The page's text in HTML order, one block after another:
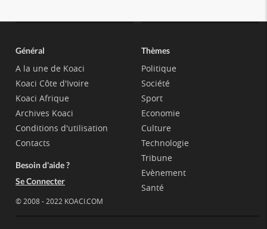
Général
A la une de Koaci
Koaci Côte d'Ivoire
Koaci Afrique
Archives Koaci
Conditions d'utilisation
Contacts
Besoin d'aide ?
Se Connecter
© 2008 - 2022 KOACI.COM
Thèmes
Politique
Société
Sport
Economie
Culture
Technologie
Tribune
Evènement
Santé